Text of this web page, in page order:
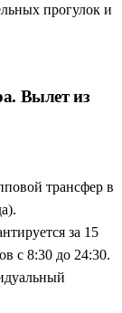
прогулок и
Вылет из
трансфер в
за 15
с 8:30 до 24:30.